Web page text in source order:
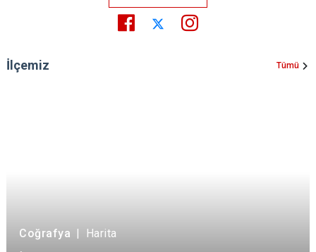
İlçemiz Tümü
Coğrafya | Harita